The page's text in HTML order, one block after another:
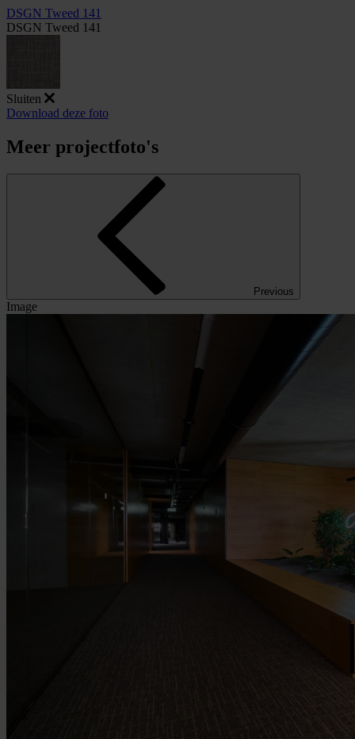
DSGN Tweed 141
DSGN Tweed 141
Sluiten
Download deze foto
Meer projectfoto's
Previous
Image